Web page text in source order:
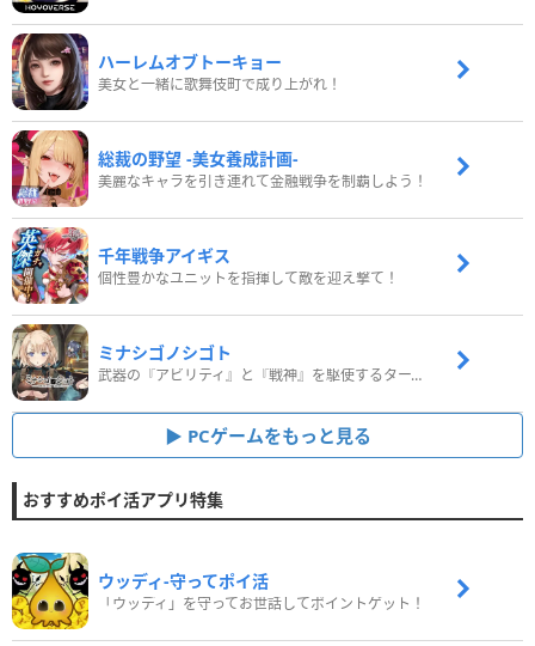
ハーレムオブトーキョー
美女と一緒に歌舞伎町で成り上がれ！
総裁の野望 -美女養成計画-
美麗なキャラを引き連れて金融戦争を制覇しよう！
千年戦争アイギス
個性豊かなユニットを指揮して敵を迎え撃て！
ミナシゴノシゴト
武器の『アビリティ』と『戦神』を駆使するターン制コマンドバトルRPG！
PCゲームをもっと見る
おすすめポイ活アプリ特集
ウッディ‐守ってポイ活
「ウッディ」を守ってお世話してポイントゲット！